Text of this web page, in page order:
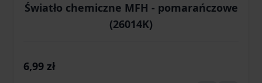
Światło chemiczne MFH - pomarańczowe
(26014K)
6,99 zł